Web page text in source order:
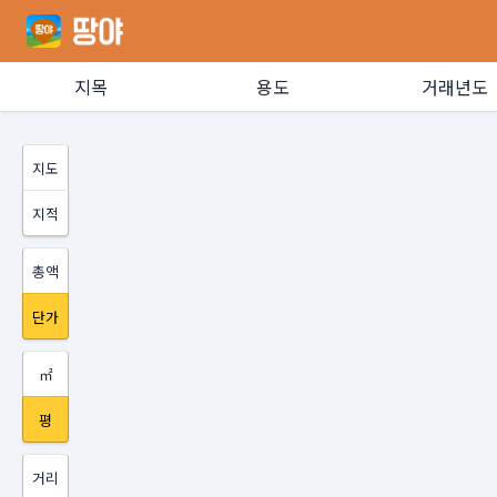
지목 용도 거래년도
지도
지적
총액
단가
㎡
평
거리